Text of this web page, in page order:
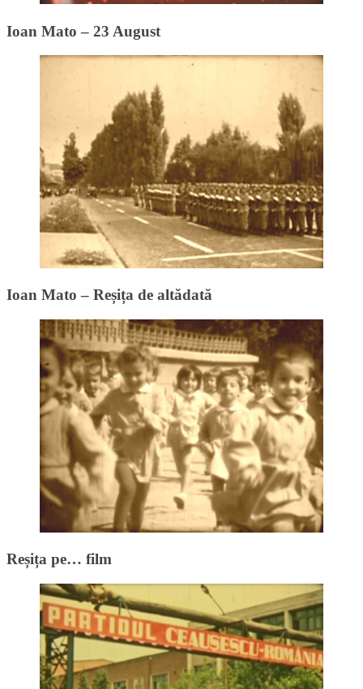
Ioan Mato – 23 August
Ioan Mato – Reșița de altădată
Reșița pe… film